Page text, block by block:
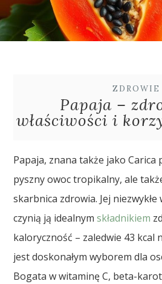
ZDROWIE
Papaja –
właściwości i
Papaja, znana także jako Carica
pyszny owoc tropikalny, ale
skarbnica zdrowia. Jej niezwykłe
czynią ją idealnymskładnikiem
kaloryczność – zaledwie 43 kcal
jest doskonałym wyborem dla
Bogata w witaminę C, beta-